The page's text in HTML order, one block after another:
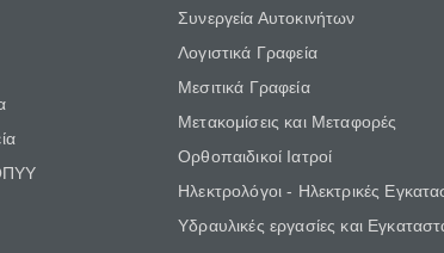
Συνεργεία Αυτοκινήτων
Λογιστικά Γραφεία
Μεσιτικά Γραφεία
Μετακομίσεις και Μεταφορές
Ορθοπαιδικοί Ιατροί
Ηλεκτρολόγοι - Ηλεκτρικές
Υδραυλικές εργασίες και